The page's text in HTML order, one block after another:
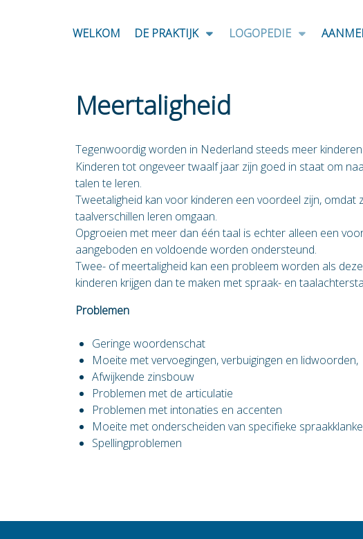
WELKOM DE PRAKTIJK LOGOPEDIE
Meertaligheid
Tegenwoordig worden in Nederland steeds meer
Kinderen tot ongeveer twaalf jaar zijn goed in staat om
talen te leren.
Tweetaligheid kan voor kinderen een voordeel zijn,
taalverschillen leren omgaan.
Opgroeien met meer dan één taal is echter alleen een
aangeboden en voldoende worden ondersteund.
Twee- of meertaligheid kan een probleem worden als
kinderen krijgen dan te maken met spraak- en
Problemen
Geringe woordenschat
Moeite met vervoegingen, verbuigingen en lidwoorden,
Afwijkende zinsbouw
Problemen met de articulatie
Problemen met intonaties en accenten
Moeite met onderscheiden van specifieke
Spellingproblemen